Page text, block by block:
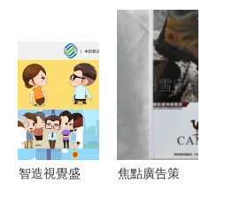
廣告策劃與
免費設計服
務
與印刷的創
意交響，策
劃品牌新篇
章
智造視覺盛
焦點廣告策